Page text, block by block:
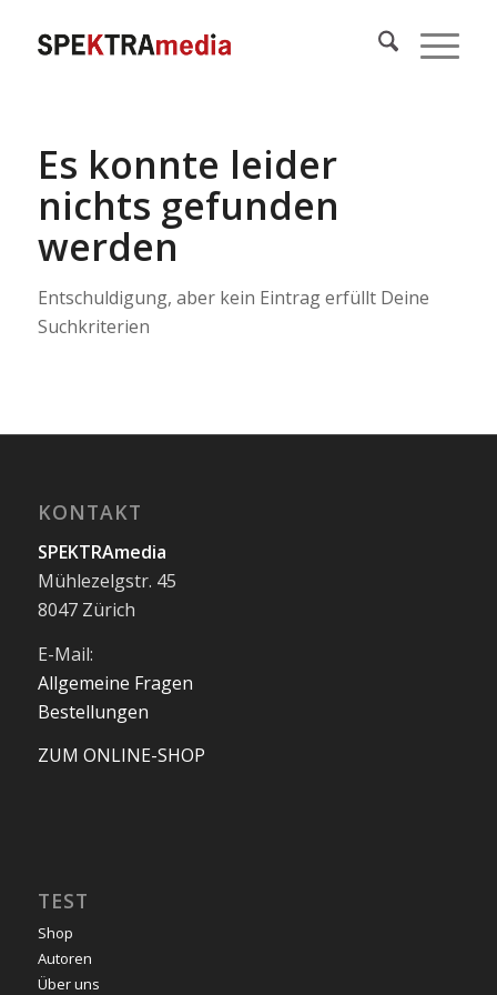
Es konnte leider
nichts gefunden
werden
Entschuldigung, aber kein Eintrag erfüllt Deine
Suchkriterien
KONTAKT
SPEKTRAmedia
Mühlezelgstr. 45
8047 Zürich
E-Mail:
Allgemeine Fragen
Bestellungen
ZUM ONLINE-SHOP
TEST
Shop
Autoren
Über uns